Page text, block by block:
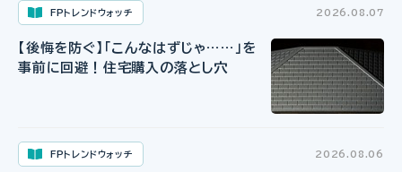
FPトレンドウォッチ 2026.08.07
【後悔を防ぐ】「こんなはずじゃ……」を
事前に回避！住宅購入の落とし穴
FPトレンドウォッチ 2026.08.06